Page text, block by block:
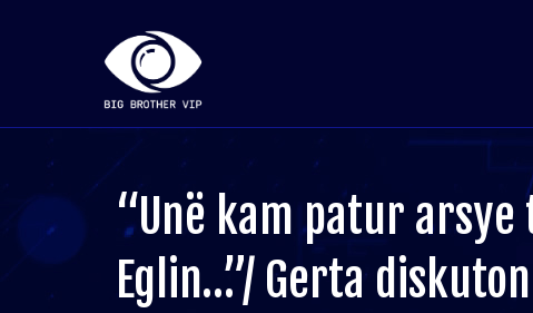
“Unë kam patur arsye
Eglin…”/ Gerta